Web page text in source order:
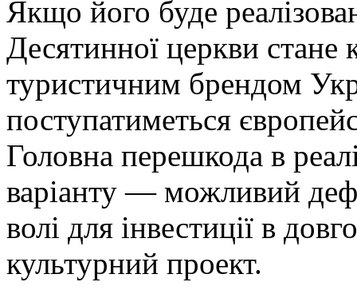
Якщо його буде
Десятинної церкви стане
туристичним брендом
поступатиметься
Головна перешкода в
варіанту — можливий
волі для інвестиції в
культурний проект.